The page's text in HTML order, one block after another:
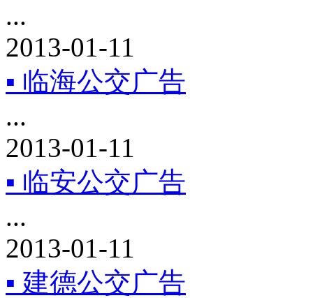
...
2013-01-11
▪ 临海公交广告
...
2013-01-11
▪ 临安公交广告
...
2013-01-11
▪ 建德公交广告